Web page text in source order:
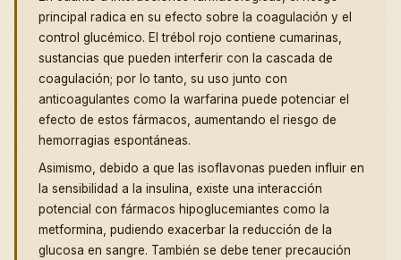
principal radica en su efecto sobre la coagulación y el
control glucémico. El trébol rojo contiene cumarinas,
sustancias que pueden interferir con la cascada de
coagulación; por lo tanto, su uso junto con
anticoagulantes como la warfarina puede potenciar el
efecto de estos fármacos, aumentando el riesgo de
hemorragias espontáneas.
Asimismo, debido a que las isoflavonas pueden influir en
la sensibilidad a la insulina, existe una interacción
potencial con fármacos hipoglucemiantes como la
metformina, pudiendo exacerbar la reducción de la
glucosa en sangre. También se debe tener precaución